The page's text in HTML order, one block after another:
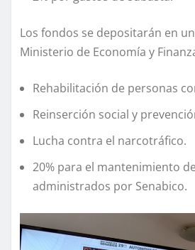
Los fondos se depositarán en
Ministerio de Economía y
Rehabilitación de personas
Reinserción social y
Lucha contra el narcotráfico.
20% para el mantenimiento
administrados por Senabico.